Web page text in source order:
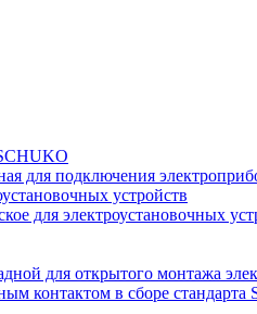
для подключения
устройств
для электроустановочных
для открытого монтажа
контактом в сборе стандарта